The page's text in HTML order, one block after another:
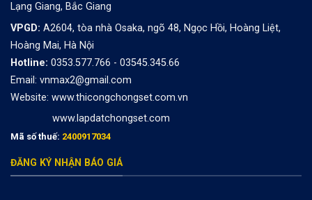
Lạng Giang, Bắc Giang
VPGD: A2604, tòa nhà Osaka, ngõ 48, Ngọc Hồi, Hoàng Liệt,
Hoàng Mai, Hà Nội
Hotline: 0353.577.766 - 03545.345.66
Email: vnmax2@gmail.com
Website: www.thicongchongset.com.vn
www.lapdatchongset.com
Mã số thuế: 2400917034
ĐĂNG KÝ NHẬN BÁO GIÁ